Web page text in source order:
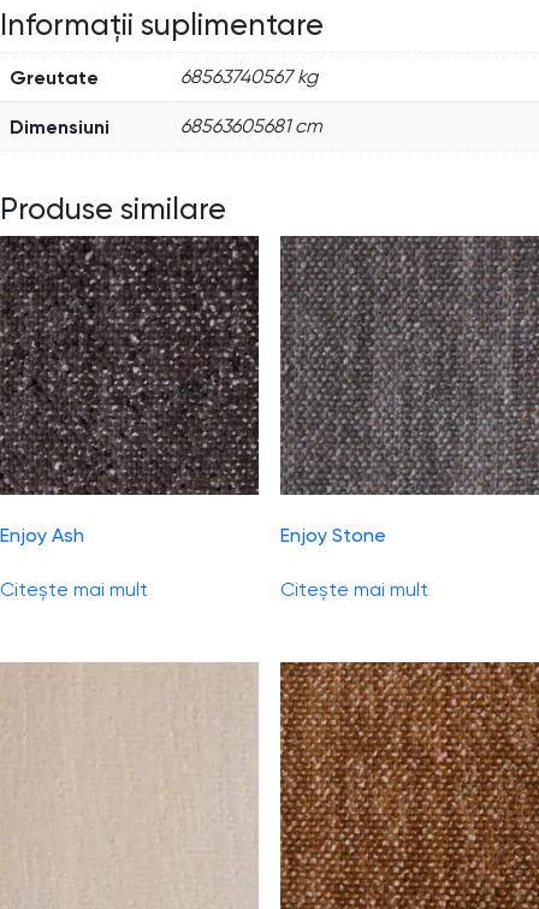
Informații suplimentare
Greutate 68563740567 kg
Dimensiuni 68563605681 cm
Produse similare
Enjoy Ash
Citește mai mult
Enjoy Stone
Citește mai mult